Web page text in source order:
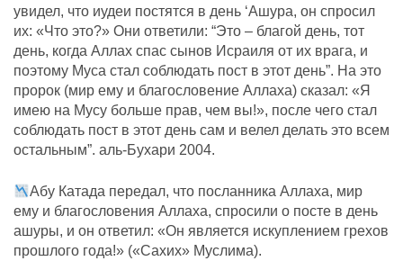
увидел, что иудеи постятся в день ‘Ашура, он спросил
их: «Что это?» Они ответили: “Это – благой день, тот
день, когда Аллах спас сынов Исраиля от их врага, и
поэтому Муса стал соблюдать пост в этот день”. На это
пророк (мир ему и благословение Аллаха) сказал: «Я
имею на Мусу больше прав, чем вы!», после чего стал
соблюдать пост в этот день сам и велел делать это всем
остальным”. аль-Бухари 2004.
Абу Катада передал, что посланника Аллаха, мир
ему и благословения Аллаха, спросили о посте в день
ашуры, и он ответил: «Он является искуплением грехов
прошлого года!» («Сахих» Муслима).